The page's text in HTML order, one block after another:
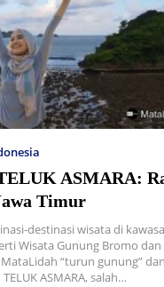
ASMARA:
Timur
destinasi wisata di
Wisata Gunung Bromo dan
“turun gunung” dan
ASMARA, salah…